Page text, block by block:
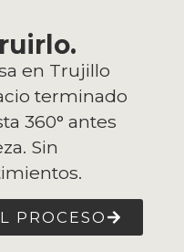
en Trujillo
terminado
360° antes
Sin
PROCESO